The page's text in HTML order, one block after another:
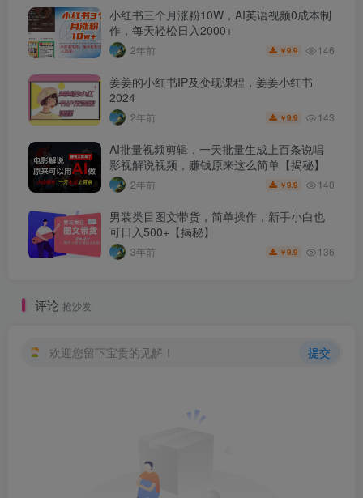
小红书三个月涨粉10W，AI英语视频0成本制
作，每天轻松日入2000+
2年前 ￥9.9 146
姜姜的小红书IP及变现课程，姜姜小红书
2024
2年前 ￥9.9 143
AI批量视频剪辑，一天批量生成上百条说唱
影视解说视频，赚钱原来这么简单【揭秘】
2年前 ￥9.9 140
男装类目图文带货，简单操作，新手小白也
可日入500+【揭秘】
3年前 ￥9.9 136
评论 抢沙发
欢迎您留下宝贵的见解！ 提交